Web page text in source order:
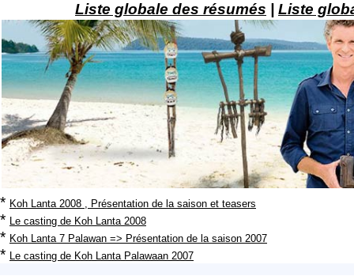
Liste globale des résumés Liste
* Koh Lanta 2008 , Présentation de la saison et teasers
* Le casting de Koh Lanta 2008
* Koh Lanta 7 Palawan => Présentation de la saison 2007
* Le casting de Koh Lanta Palawaan 2007